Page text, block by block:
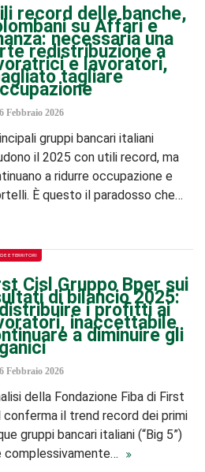
record delle banche,
su Affari e
necessaria una
redistribuzione a
e lavoratori,
tagliare
Febbraio 2026
gruppi bancari italiani
il 2025 con utili record, ma
a ridurre occupazione e
È questo il paradosso che…
E TERRITORI
Cisl Gruppo Bper sui
di bilancio 2025:
i profitti ai
inaccettabile
a diminuire gli
Febbraio 2026
della Fondazione Fiba di First
conferma il trend record dei primi
gruppi bancari italiani (“Big 5”)
complessivamente…